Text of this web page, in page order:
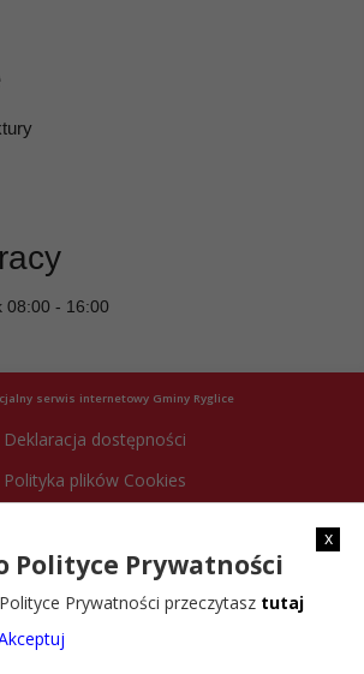
08:00 - 16:00
serwis internetowy Gminy Ryglice
Deklaracja dostępności
Polityka plików Cookies
x
Polityce Prywatności
Prywatności przeczytasz tutaj